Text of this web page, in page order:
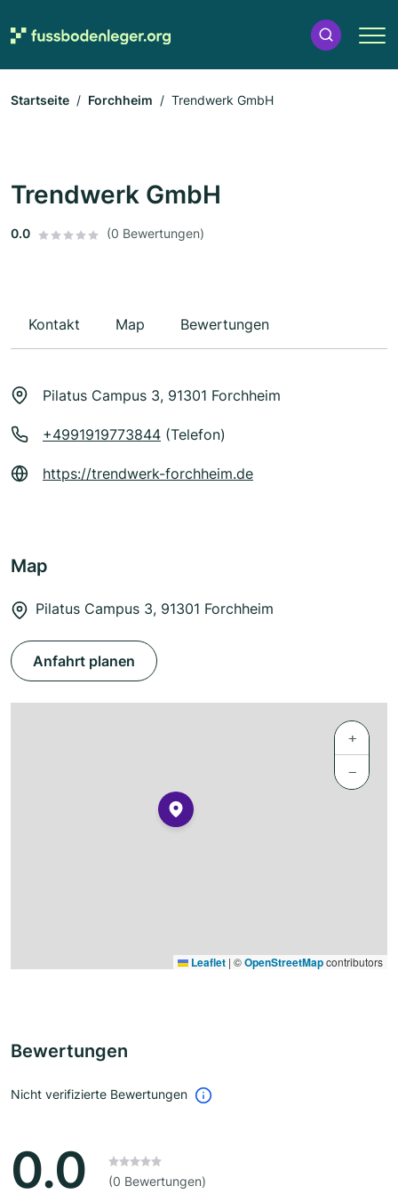
Startseite Forchheim Trendwerk GmbH
Trendwerk GmbH
0.0 (0 Bewertungen)
Kontakt Map Bewertungen
Pilatus Campus 3, 91301 Forchheim
+4991919773844 (Telefon)
https://trendwerk-forchheim.de
Map
Pilatus Campus 3, 91301 Forchheim
Anfahrt planen
+
−
Leaflet | ©OpenStreetMapcontributors
Bewertungen
Nicht verifizierte Bewertungen
0.0 (0 Bewertungen)